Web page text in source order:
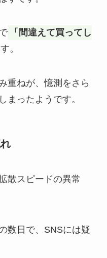
「間違えて買ってし
。
重ねが、憶測をさら
まったようです。
散スピードの異常
数日で、SNSには疑